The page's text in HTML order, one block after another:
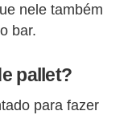
nele também
bar.
pallet?
para fazer